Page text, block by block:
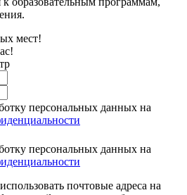
мест!
персональных данных на
персональных данных на
почтовые адреса на